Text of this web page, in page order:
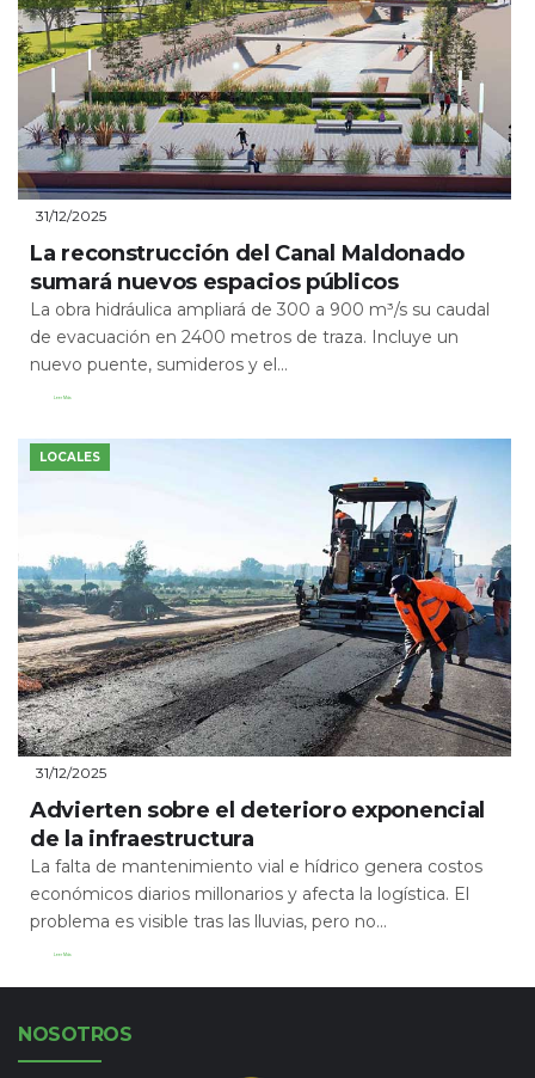
31/12/2025
La reconstrucción del Canal Maldonado
sumará nuevos espacios públicos
La obra hidráulica ampliará de 300 a 900 m³/s su caudal
de evacuación en 2400 metros de traza. Incluye un
nuevo puente, sumideros y el...
Leer Más
LOCALES
31/12/2025
Advierten sobre el deterioro exponencial
de la infraestructura
La falta de mantenimiento vial e hídrico genera costos
económicos diarios millonarios y afecta la logística. El
problema es visible tras las lluvias, pero no...
Leer Más
NOSOTROS